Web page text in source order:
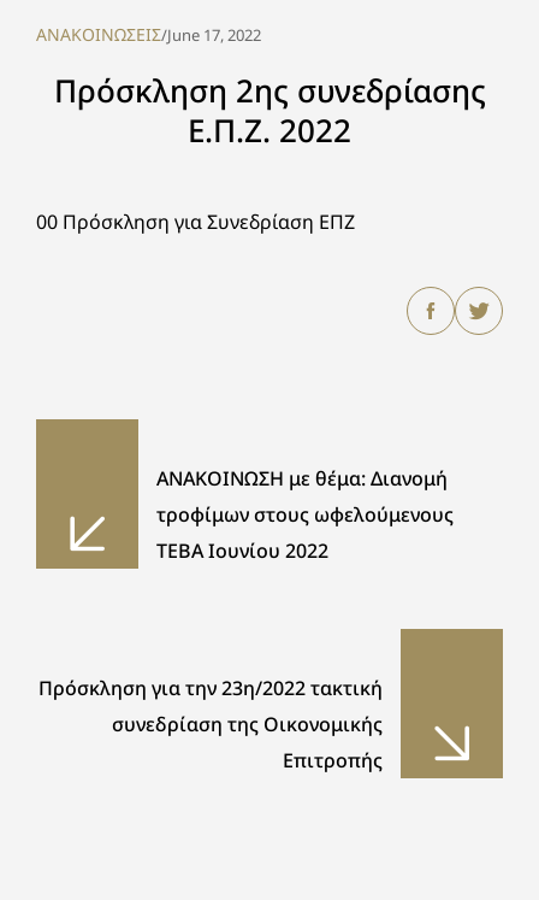
ΑΝΑΚΟΙΝΩΣΕΙΣ/June 17, 2022
Πρόσκληση 2ης συνεδρίασης
Ε.Π.Ζ. 2022
00 Πρόσκληση για Συνεδρίαση ΕΠΖ
ΑΝΑΚΟΙΝΩΣΗ με θέμα: Διανομή
τροφίμων στους ωφελούμενους
ΤΕΒΑ Ιουνίου 2022
Πρόσκληση για την 23η/2022 τακτική
συνεδρίαση της Οικονομικής
Επιτροπής